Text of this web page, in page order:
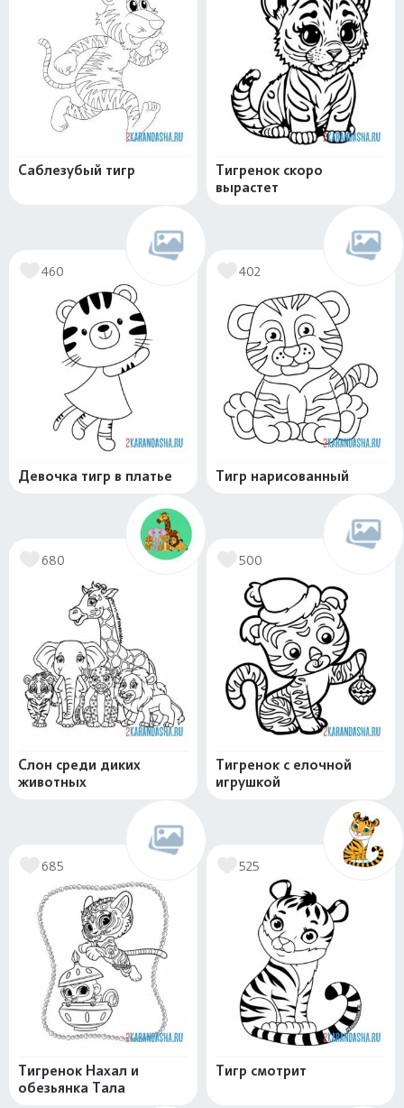
Саблезубый тигр
Тигренок скоро
вырастет
460
Девочка тигр в платье
402
Тигр нарисованный
680
Слон среди диких
животных
500
Тигренок с елочной
игрушкой
685
Тигренок Нахал и
обезьянка Тала
525
Тигр смотрит